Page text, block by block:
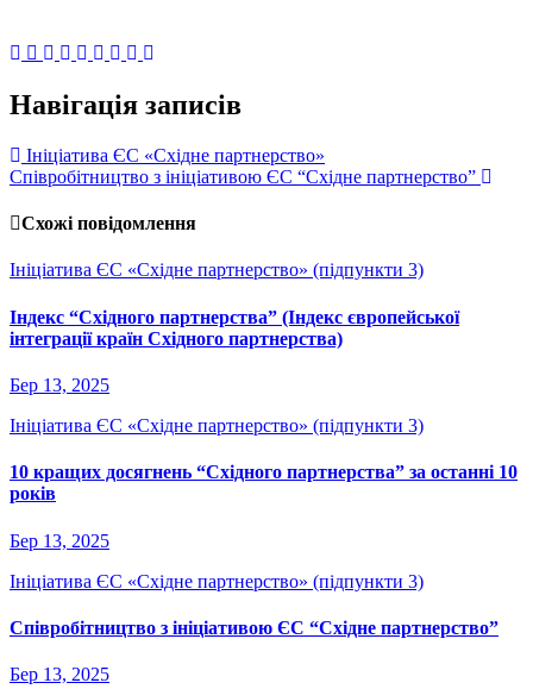
Навігація записів
Ініціатива ЄС «Східне партнерство»
Співробітництво з ініціативою ЄС “Східне партнерство”
Схожі повідомлення
Ініціатива ЄС «Східне партнерство» (підпункти 3)
Індекс “Східного партнерства” (Індекс європейської
інтеграції країн Східного партнерства)
Бер 13, 2025
Ініціатива ЄС «Східне партнерство» (підпункти 3)
10 кращих досягнень “Східного партнерства” за останні 10
років
Бер 13, 2025
Ініціатива ЄС «Східне партнерство» (підпункти 3)
Співробітництво з ініціативою ЄС “Східне партнерство”
Бер 13, 2025